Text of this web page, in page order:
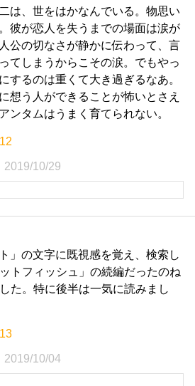
は、世をはかなんでいる。物思い
彼が恋人を失うまでの場面は涙が
公の切なさが静かに伝わって、言
てしまうからこその涙。でもやっ
するのは重くて大き過ぎるなあ。
想う人ができることが怖いとさえ
ンタムはうまく育てられない。
2019/10/29
」の文字に既視感を覚え、検索し
トフィッシュ」の続編だったのね
た。特に後半は一気に読みまし
2019/10/04